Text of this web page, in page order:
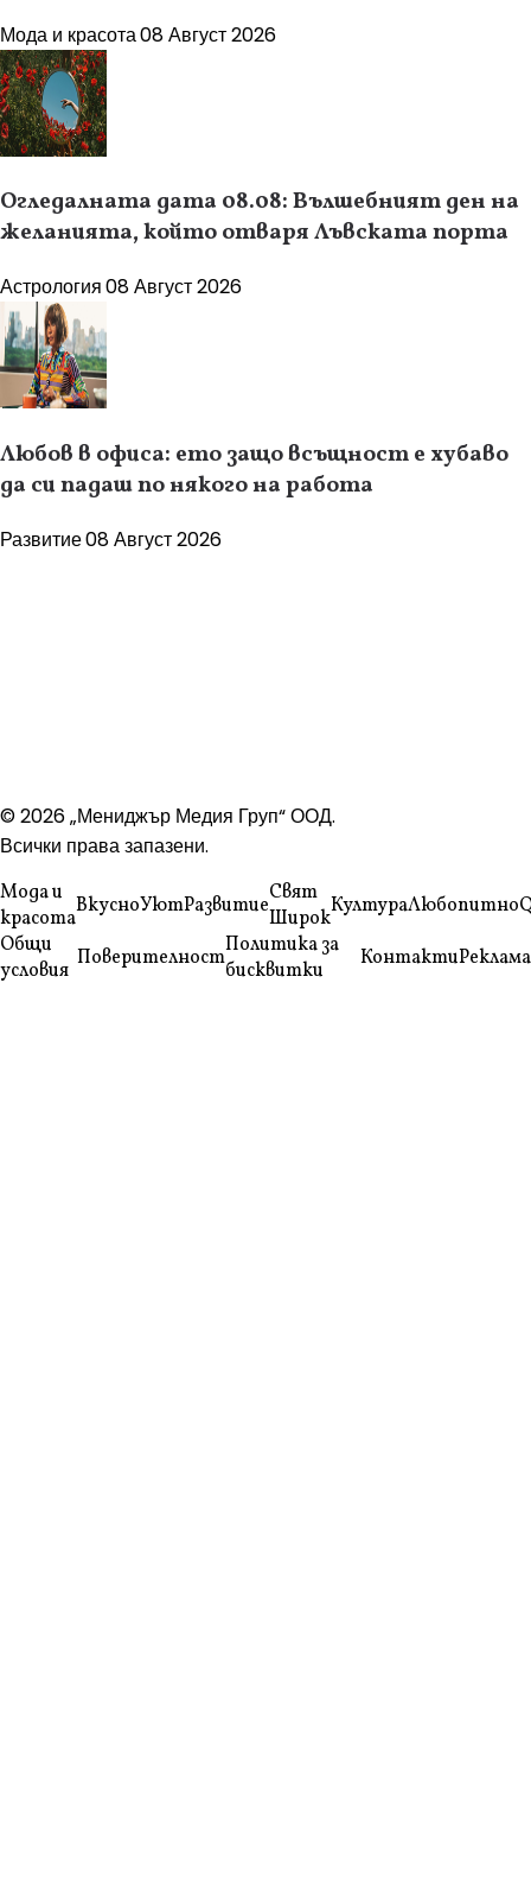
Мода и красота08 Август 2026
Огледалната дата 08.08: Вълшебният ден на
желанията, който отваря Лъвската порта
Астрология08 Август 2026
Любов в офиса: ето защо всъщност е хубаво
да си падаш по някого на работа
Развитие08 Август 2026
© 2026 „Мениджър Медия Груп“ ООД.
Всички права запазени.
Мода и
красотаВкусноУютРазвитиеСвят
ШирокКултураЛюбопитно
Общи
условия ПоверителностПолитика за
бисквитки
КонтактиРеклама